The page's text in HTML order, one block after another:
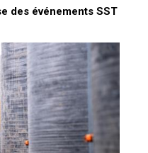
des événements SST